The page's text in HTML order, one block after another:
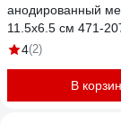
анодированный
11.5x6.5 см 471-
4(2)
В